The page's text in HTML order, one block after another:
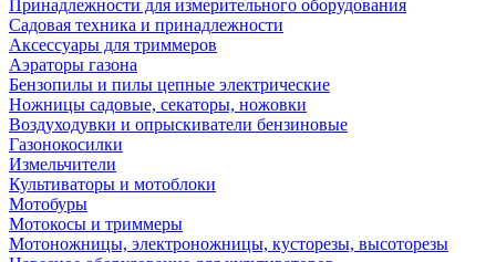
Принадлежности для измерительного оборудования
Садовая техника и принадлежности
Аксессуары для триммеров
Аэраторы газона
Бензопилы и пилы цепные электрические
Ножницы садовые, секаторы, ножовки
Воздуходувки и опрыскиватели бензиновые
Газонокосилки
Измельчители
Культиваторы и мотоблоки
Мотобуры
Мотокосы и триммеры
Мотоножницы, электроножницы, кусторезы, высоторезы